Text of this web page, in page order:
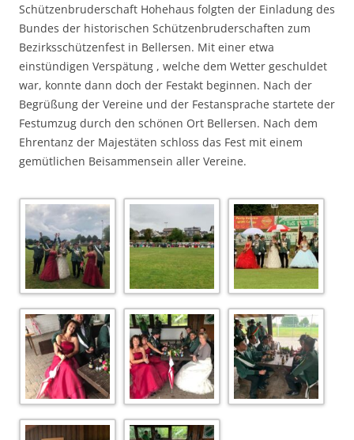
Schützenbruderschaft Hohehaus folgten der Einladung des
Bundes der historischen Schützenbruderschaften zum
Bezirksschützenfest in Bellersen. Mit einer etwa
einstündigen Verspätung , welche dem Wetter geschuldet
war, konnte dann doch der Festakt beginnen. Nach der
Begrüßung der Vereine und der Festansprache startete der
Festumzug durch den schönen Ort Bellersen. Nach dem
Ehrentanz der Majestäten schloss das Fest mit einem
gemütlichen Beisammensein aller Vereine.